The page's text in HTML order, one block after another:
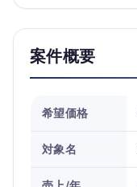
案件概要
希望価格
対象名